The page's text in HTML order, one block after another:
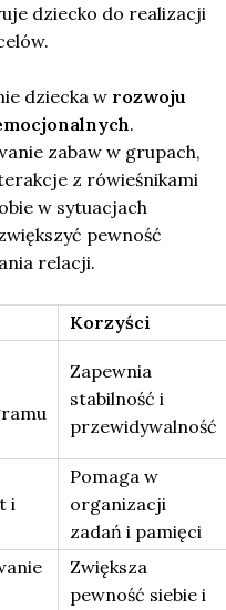
dziecko do realizacji
dziecka w rozwoju
.
zabaw w grupach,
z rówieśnikami
w sytuacjach
pewność
relacji.
Korzyści
Zapewnia
stabilność i
przewidywalność
i
Pomaga w
organizacji
zadań i pamięci
Zwiększa
pewność siebie i